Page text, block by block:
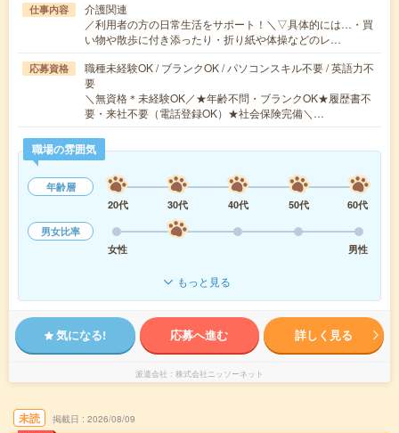
仕事内容
介護関連
／利用者の方の日常生活をサポート！＼▽具体的には…・買
い物や散歩に付き添ったり・折り紙や体操などのレ…
応募資格
職種未経験OK / ブランクOK / パソコンスキル不要 / 英語力不
要
＼無資格＊未経験OK／★年齢不問・ブランクOK★履歴書不
要・来社不要（電話登録OK）★社会保険完備＼…
職場の雰囲気
年齢層
20代
30代 40代 50代
60代
男女比率
女性
男性
もっと見る
気になる! 応募へ進む 詳しく見る
派遣会社 株式会社ニッソーネット
未読 掲載日 2026/08/09